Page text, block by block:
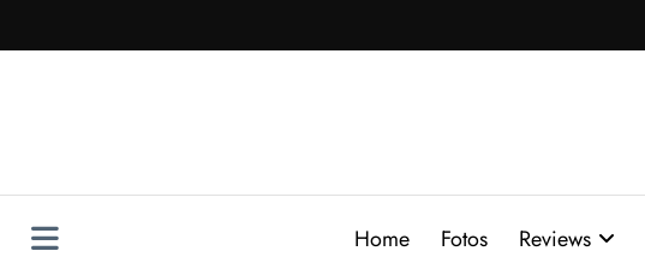
Inhalt
Home Fotos Reviews